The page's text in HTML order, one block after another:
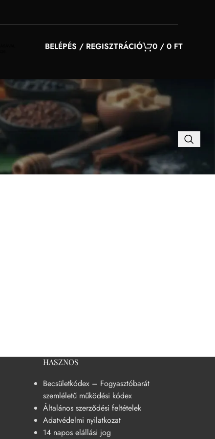
BELÉPÉS / REGISZTRÁCIÓ 0 / 0 FT
HASZNOS
Becsületkódex – Fogyasztóbarát
szemléletű működési kódex
Általános szerződési feltételek
Adatvédelmi nyilatkozat
14 napos elállási jog